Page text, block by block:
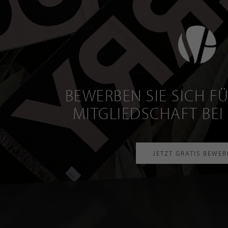
BEWERBEN SIE SICH
MITGLIEDSCHAFT
JETZT GRATIS